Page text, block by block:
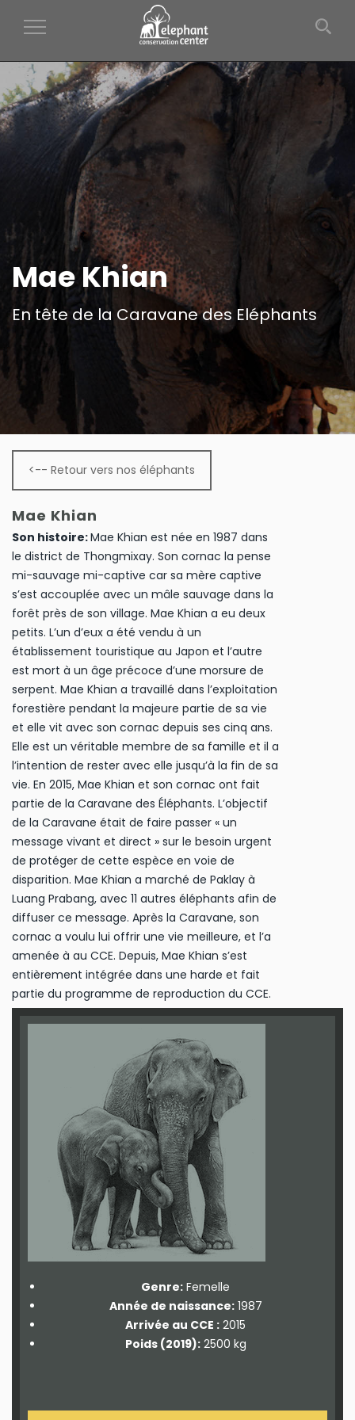
Toggle Navigation
Mae Khian
En tête de la Caravane des Eléphants
<-- Retour vers nos éléphants
Mae Khian
Son histoire:Mae Khian est née en 1987 dans
le district de Thongmixay. Son cornac la pense
mi-sauvage mi-captive car sa mère captive
s’est accouplée avec un mâle sauvage dans la
forêt près de son village. Mae Khian a eu deux
petits. L’un d’eux a été vendu à un
établissement touristique au Japon et l’autre
est mort à un âge précoce d’une morsure de
serpent. Mae Khian a travaillé dans l’exploitation
forestière pendant la majeure partie de sa vie
et elle vit avec son cornac depuis ses cinq ans.
Elle est un véritable membre de sa famille et il a
l’intention de rester avec elle jusqu’à la fin de sa
vie. En 2015, Mae Khian et son cornac ont fait
partie de la Caravane des Éléphants. L’objectif
de la Caravane était de faire passer « un
message vivant et direct » sur le besoin urgent
de protéger de cette espèce en voie de
disparition. Mae Khian a marché de Paklay à
Luang Prabang, avec 11 autres éléphants afin de
diffuser ce message. Après la Caravane, son
cornac a voulu lui offrir une vie meilleure, et l’a
amenée à au CCE. Depuis, Mae Khian s’est
entièrement intégrée dans une harde et fait
partie du programme de reproduction du CCE.
Signes distinctifs :Peau grise avec des taches
sur les oreilles, très ridée.
Traits de caractère :Éléphante très sociable.
2 petits.
Genre: Femelle
Année de naissance:1987
Arrivée au CCE : 2015
Poids (2019):2500 kg